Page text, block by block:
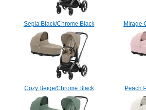
Sepia Black/Chrome Black Mirage
Cozy Beige/Chrome Black Peach